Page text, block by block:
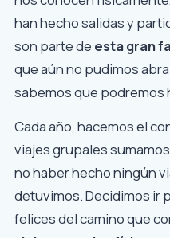
han hecho salidas y
son parte de esta gran
que aún no pudimos
sabemos que podremos
Cada año, hacemos el
viajes grupales
no haber hecho ningún
detuvimos. Decidimos ir
felices del camino que